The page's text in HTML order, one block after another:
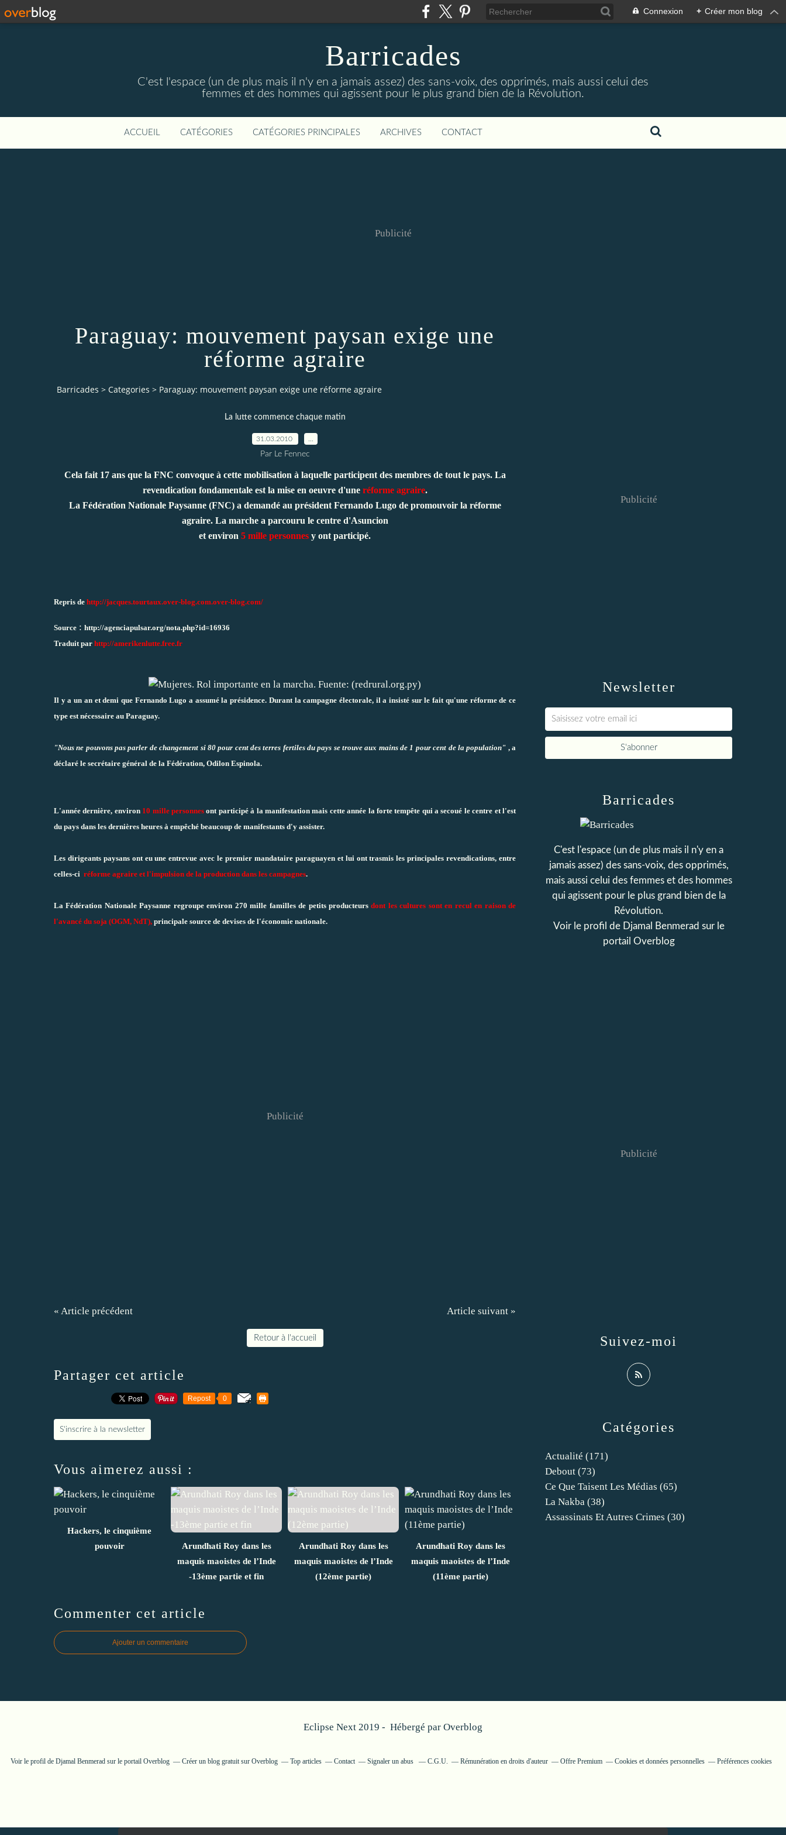
Connexion + Créer mon blog
Barricades
C'est l'espace (un de plus mais il n'y en a jamais assez) des sans-voix, des opprimés, mais aussi celui des
femmes et des hommes qui agissent pour le plus grand bien de la Révolution.
ACCUEIL CATÉGORIES CATÉGORIES PRINCIPALES ARCHIVES CONTACT
Publicité
Paraguay: mouvement paysan exige une
réforme agraire
Barricades > Categories > Paraguay: mouvement paysan exige une réforme agraire
La lutte commence chaque matin
31.03.2010
Par Le Fennec
Cela fait 17 ans que la FNC convoque à cette mobilisation à laquelle participent des membres de tout le pays. La
revendication fondamentale est la mise en oeuvre d'une réforme agraire.
La Fédération Nationale Paysanne (FNC) a demandé au président Fernando Lugo de promouvoir la réforme
agraire. La marche a parcouru le centre d'Asuncion
et environ 5 mille personnes y ont participé.
Repris de http://jacques.tourtaux.over-blog.com.over-blog.com/
Source : http://agenciapulsar.org/nota.php?id=16936
Traduit par http://amerikenlutte.free.fr
Il y a un an et demi que Fernando Lugo a assumé la présidence. Durant la campagne électorale, il a insisté sur le fait qu'une réforme de ce
type est nécessaire au Paraguay.
"Nous ne pouvons pas parler de changement si 80 pour cent des terres fertiles du pays se trouve aux mains de 1 pour cent de la population" , a
déclaré le secrétaire général de la Fédération, Odilon Espinola.
L'année dernière, environ 10 mille personnesont participé à la manifestation mais cette année la forte tempête qui a secoué le centre et l'est
du pays dans les dernières heures à empêché beaucoup de manifestants d'y assister.
Les dirigeants paysans ont eu une entrevue avec le premier mandataire paraguayen et lui ont trasmis les principales revendications, entre
celles-ci réforme agraire et l'impulsion de la production dans les campagnes.
La Fédération Nationale Paysanne regroupe environ 270 mille familles de petits producteursdont les cultures sont en recul en raison de
l'avancé du soja (OGM, NdT), principale source de devises de l'économie nationale.
Publicité
« Article précédent Article suivant »
Retour à l'accueil
Partager cet article
Repost 0
S'inscrire à la newsletter
Vous aimerez aussi :
Hackers, le cinquième
pouvoir
Arundhati Roy dans les
maquis maoistes de l’Inde
-13ème partie et fin
Arundhati Roy dans les
maquis maoistes de l’Inde
(12ème partie)
Arundhati Roy dans les
maquis maoistes de l’Inde
(11ème partie)
Commenter cet article
Ajouter un commentaire
Newsletter
Publicité
Catégories
Actualité (171)
Debout (73)
Ce Que Taisent Les Médias (65)
La Nakba (38)
Assassinats Et Autres Crimes (30)
Barricades
C'est l'espace (un de plus mais il n'y en a
jamais assez) des sans-voix, des opprimés,
mais aussi celui des femmes et des hommes
qui agissent pour le plus grand bien de la
Révolution.
Voir le profil de Djamal Benmerad sur le
portail Overblog
Suivez-moi
Publicité
Eclipse Next 2019 - Hébergé par Overblog
Voir le profil de Djamal Benmerad sur le portail Overblog Créer un blog gratuit sur Overblog Top articles Contact Signaler un abus C.G.U. Rémunération en droits d'auteur Offre Premium Cookies et données personnelles Préférences cookies